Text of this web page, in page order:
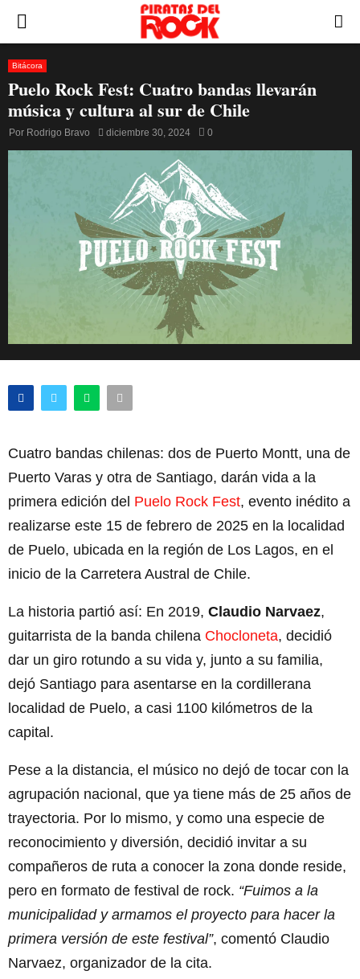
PRIMARY
MENU
Bitácora
Puelo Rock Fest: Cuatro bandas llevarán
música y cultura al sur de Chile
Por Rodrigo Bravo diciembre 30, 2024 0
Cuatro bandas chilenas: dos de Puerto Montt, una de
Puerto Varas y otra de Santiago, darán vida a la
primera edición del Puelo Rock Fest, evento inédito a
realizarse este 15 de febrero de 2025 en la localidad
de Puelo, ubicada en la región de Los Lagos, en el
inicio de la Carretera Austral de Chile.
La historia partió así: En 2019, Claudio Narvaez,
guitarrista de la banda chilena Chocloneta, decidió
dar un giro rotundo a su vida y, junto a su familia,
dejó Santiago para asentarse en la cordillerana
localidad de Puelo, a casi 1100 kilómetros de la
capital.
Pese a la distancia, el músico no dejó de tocar con la
agrupación nacional, que ya tiene más de 25 años de
trayectoria. Por lo mismo, y como una especie de
reconocimiento y diversión, decidió invitar a su
compañeros de ruta a conocer la zona donde reside,
pero en formato de festival de rock. “Fuimos a la
municipalidad y armamos el proyecto para hacer la
primera versión de este festival”, comentó Claudio
Narvaez, organizador de la cita.